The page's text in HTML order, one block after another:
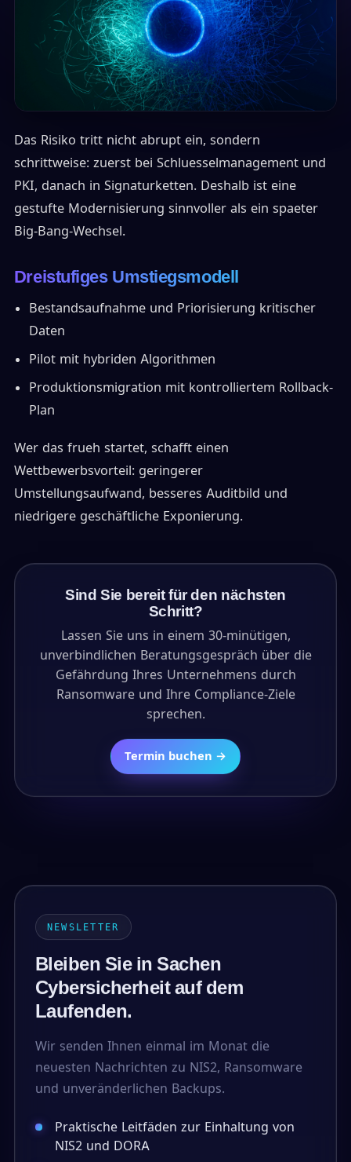
Das Risiko tritt nicht abrupt ein, sondern
schrittweise: zuerst bei Schluesselmanagement und
PKI, danach in Signaturketten. Deshalb ist eine
gestufte Modernisierung sinnvoller als ein spaeter
Big-Bang-Wechsel.
Dreistufiges Umstiegsmodell
Bestandsaufnahme und Priorisierung kritischer
Daten
Pilot mit hybriden Algorithmen
Produktionsmigration mit kontrolliertem Rollback-
Plan
Wer das frueh startet, schafft einen
Wettbewerbsvorteil: geringerer
Umstellungsaufwand, besseres Auditbild und
niedrigere geschäftliche Exponierung.
Sind Sie bereit für den nächsten
Schritt?
Lassen Sie uns in einem 30-minütigen,
unverbindlichen Beratungsgespräch über die
Gefährdung Ihres Unternehmens durch
Ransomware und Ihre Compliance-Ziele
sprechen.
Termin buchen →
NEWSLETTER
Bleiben Sie in Sachen
Cybersicherheit auf dem
Laufenden.
Wir senden Ihnen einmal im Monat die
neuesten Nachrichten zu NIS2, Ransomware
und unveränderlichen Backups.
Praktische Leitfäden zur Einhaltung von
NIS2 und DORA